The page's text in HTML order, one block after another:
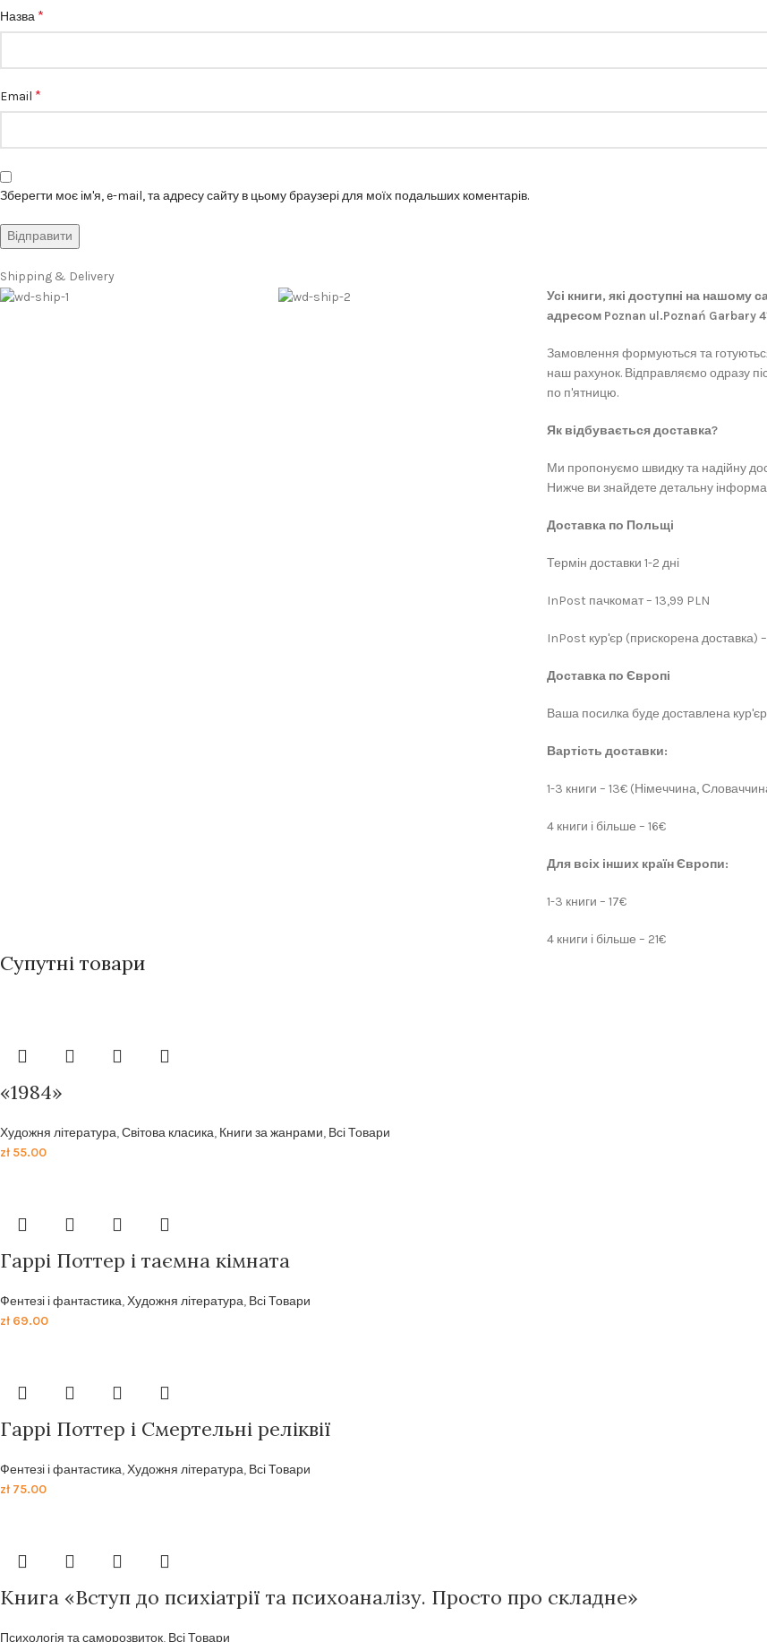
Назва *
Email *
Зберегти моє ім'я, e-mail, та адресу сайту в цьому браузері для моїх подальших коментарів.
Shipping & Delivery
Усі книги, які доступні на нашому
адресом Poznan ul.Poznań Garbary
Замовлення формуються та
наш рахунок. Відправляємо одразу
по п'ятницю.
Як відбувається доставка?
Ми пропонуємо швидку та надійну
Нижче ви знайдете детальну
Доставка по Польщі
Термін доставки 1-2 дні
InPost пачкомат – 13,99 PLN
InPost кур'єр (прискорена доставка) –
Доставка по Європі
Ваша посилка буде доставлена
Вартість доставки:
1-3 книги – 13€ (Німеччина,
4 книги і більше – 16€
Для всіх інших країн Європи:
1-3 книги – 17€
4 книги і більше – 21€
Супутні товари
«1984»
Художня література,Світова класика, Книги за жанрами, Всі Товари
zł 55.00
Гаррі Поттер і таємна кімната
Фентезі і фантастика,Художня література, Всі Товари
zł 69.00
Гаррі Поттер і Смертельні реліквії
Фентезі і фантастика,Художня література, Всі Товари
zł 75.00
Книга «Вступ до психіатрії та психоаналізу. Просто про складне»
Психологія та саморозвиток, Всі Товари